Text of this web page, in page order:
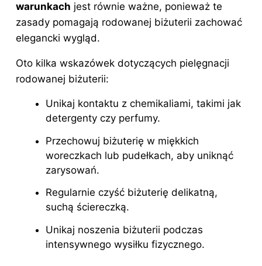
warunkach jest równie ważne, ponieważ te
zasady pomagają rodowanej biżuterii zachować
elegancki wygląd.
Oto kilka wskazówek dotyczących pielęgnacji
rodowanej biżuterii:
Unikaj kontaktu z chemikaliami, takimi jak
detergenty czy perfumy.
Przechowuj biżuterię w miękkich
woreczkach lub pudełkach, aby uniknąć
zarysowań.
Regularnie czyść biżuterię delikatną,
suchą ściereczką.
Unikaj noszenia biżuterii podczas
intensywnego wysiłku fizycznego.